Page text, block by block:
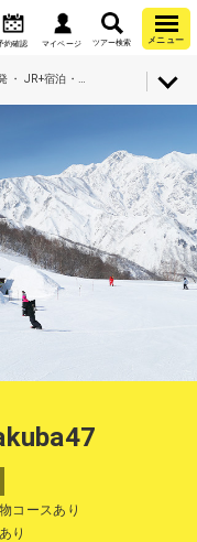
約確認 マイページ ツアー検索 メニュー
コースあり
り